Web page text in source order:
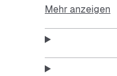
Weicher
Das Fleece mit
an.
Verstellbarer
Die Kapuze mit
Mehr anzeigen